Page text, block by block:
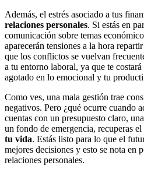
Además, el estrés asociado a tus
relaciones personales. Si estás en
comunicación sobre temas
aparecerán tensiones a la hora
que los conflictos se vuelvan
a tu entorno laboral, ya que te
agotado en lo emocional y tu
Como ves, una mala gestión trae
negativos. Pero ¿qué ocurre cuando
cuentas con un presupuesto claro,
un fondo de emergencia, recuperas
tu vida. Estás listo para lo que el
mejores decisiones y esto se nota en
relaciones personales.